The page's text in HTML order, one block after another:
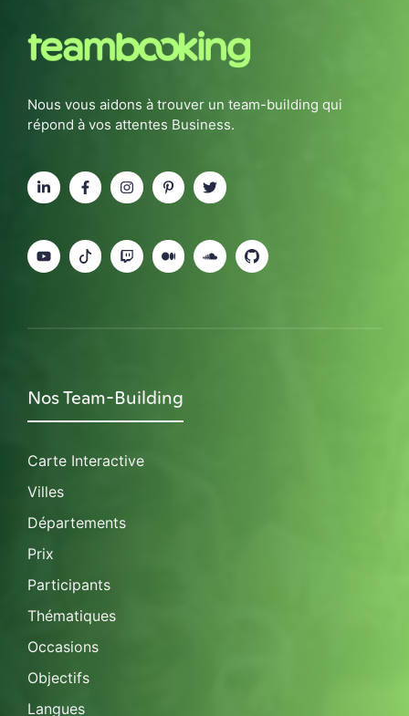
Nous vous aidons à trouver un team-building qui
répond à vos attentes Business.
Nos Team-Building
Carte Interactive
Villes
Départements
Prix
Participants
Thématiques
Occasions
Objectifs
Langues